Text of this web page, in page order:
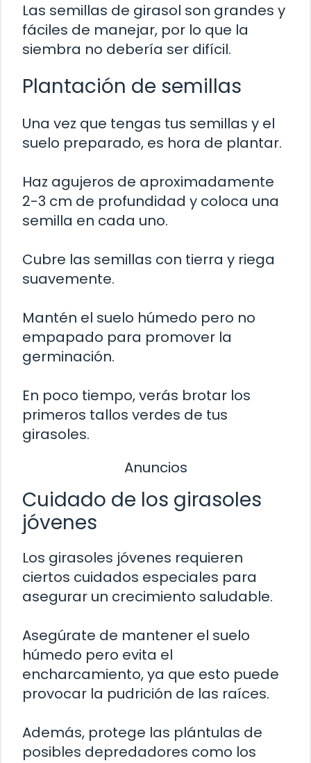
Las semillas de girasol son grandes y
fáciles de manejar, por lo que la
siembra no debería ser difícil.
Plantación de semillas
Una vez que tengas tus semillas y el
suelo preparado, es hora de plantar.
Haz agujeros de aproximadamente
2-3 cm de profundidad y coloca una
semilla en cada uno.
Cubre las semillas con tierra y riega
suavemente.
Mantén el suelo húmedo pero no
empapado para promover la
germinación.
En poco tiempo, verás brotar los
primeros tallos verdes de tus
girasoles.
Anuncios
Cuidado de los girasoles
jóvenes
Los girasoles jóvenes requieren
ciertos cuidados especiales para
asegurar un crecimiento saludable.
Asegúrate de mantener el suelo
húmedo pero evita el
encharcamiento, ya que esto puede
provocar la pudrición de las raíces.
Además, protege las plántulas de
posibles depredadores como los